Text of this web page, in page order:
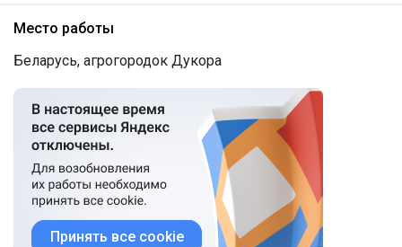
Место работы
Беларусь, агрогородок Дукора
Принять все cookie